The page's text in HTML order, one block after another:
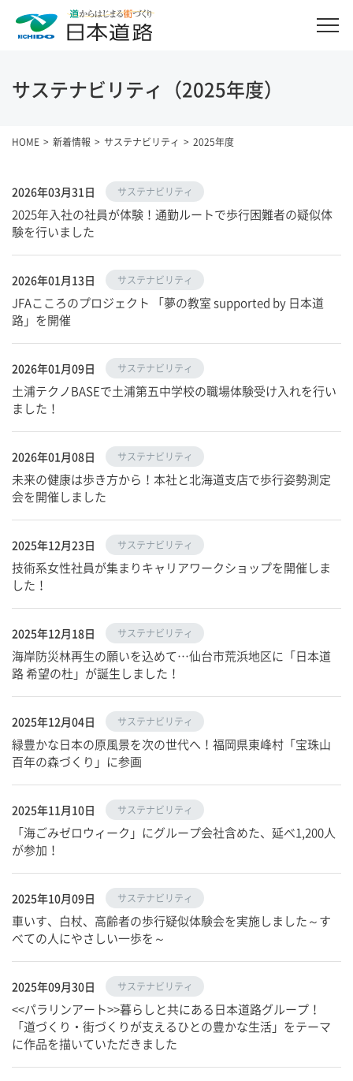
サステナビリティ（2025年度）
HOME 新着情報 サステナビリティ 2025年度
2026年03月31日 サステナビリティ
2025年入社の社員が体験！通勤ルートで歩行困難者の疑似体
験を行いました
2026年01月13日 サステナビリティ
JFAこころのプロジェクト 「夢の教室 supported by 日本道
路」を開催
2026年01月09日 サステナビリティ
土浦テクノBASEで土浦第五中学校の職場体験受け入れを行い
ました！
2026年01月08日 サステナビリティ
未来の健康は歩き方から！本社と北海道支店で歩行姿勢測定
会を開催しました
2025年12月23日 サステナビリティ
技術系女性社員が集まりキャリアワークショップを開催しま
した！
2025年12月18日 サステナビリティ
海岸防災林再生の願いを込めて…仙台市荒浜地区に「日本道
路 希望の杜」が誕生しました！
2025年12月04日 サステナビリティ
緑豊かな日本の原風景を次の世代へ！福岡県東峰村「宝珠山
百年の森づくり」に参画
2025年11月10日 サステナビリティ
「海ごみゼロウィーク」にグループ会社含めた、延べ1,200人
が参加！
2025年10月09日 サステナビリティ
車いす、白杖、高齢者の歩行疑似体験会を実施しました～す
べての人にやさしい一歩を～
2025年09月30日 サステナビリティ
<<パラリンアート>>暮らしと共にある日本道路グループ！
「道づくり・街づくりが支えるひとの豊かな生活」をテーマ
に作品を描いていただきました